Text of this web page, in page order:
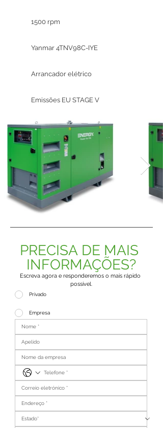
1500 rpm
Yanmar 4TNV98C-IYE
Arrancador elétrico
Emissões EU STAGE V
PRECISA DE MAIS
INFORMAÇÕES?
Escreva agora e responderemos o mais rápido
possível.
Privado
Empresa